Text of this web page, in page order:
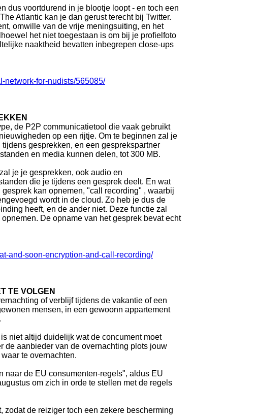
dus voortdurend in je blootje loopt - en toch een
Atlantic kan je dan gerust terecht bij Twitter.
omwille van de vrije meningsuiting, en het
het niet toegestaan is om bij je profielfoto
naaktheid bevatten inbegrepen close-ups
network-for-nudists/565085/
de P2P communicatietool die vaak gebruikt
op een rijtje. Om te beginnen zal je
gesprekken, en een gesprekspartner
en media kunnen delen, tot 300 MB.
je je gesprekken, ook audio en
die je tijdens een gesprek deelt. En wat
kan opnemen, "call recording" , waarbij
wordt in de cloud. Zo heb je dus de
heeft, en de ander niet. Deze functie zal
De opname van het gesprek bevat echt
and-soon-encryption-and-call-recording/
TE VOLGEN
of verblijf tijdens de vakantie of een
mensen, in een gewoonn appartement
niet altijd duidelijk wat de concument moet
de aanbieder van de overnachting plots jouw
te overnachten.
naar de EU consumenten-regels", aldus EU
om zich in orde te stellen met de regels
zodat de reiziger toch een zekere bescherming